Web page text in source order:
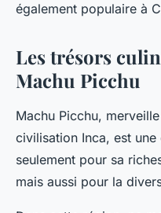
également populaire à
Les trésors
Machu Picchu
Machu Picchu,
civilisation Inca, est
seulement pour sa
mais aussi pour la